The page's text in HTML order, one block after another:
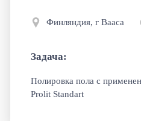
Финляндия, г Вааса
Задача:
Полировка пола с
Prolit Standart